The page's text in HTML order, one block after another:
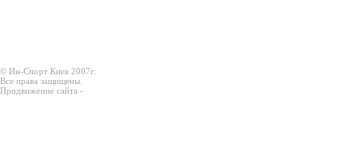
© Ин-Спорт Киев 2007г.
Все права защищены.
Продвижение сайта -